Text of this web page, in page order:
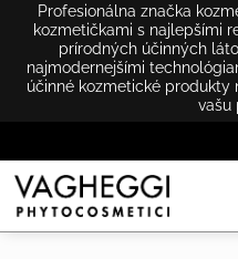
Profesionálna značka
kozmetičkami s najlepšími
prírodných účinných
najmodernejšími
účinné kozmetické produkty
vašu